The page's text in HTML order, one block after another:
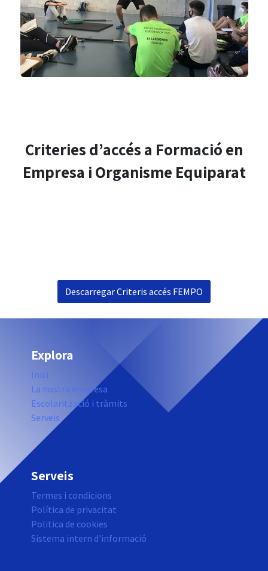
Criteries d’accés a Formació en
Empresa i Organisme Equiparat
Descarregar Criteris accés FEMPO
Explora
Inici
La nostra empresa
Escolarització i tràmits
Serveis
Serveis
Termes i condicions
Política de privacitat
Politica de cookies
Sistema intern d'informació